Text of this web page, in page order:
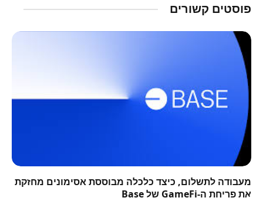
פוסטים קשורים
מעבודה לתשלום, כיצד כלכלה מבוססת אסימונים מחזקת
את פריחת ה-GameFi של Base